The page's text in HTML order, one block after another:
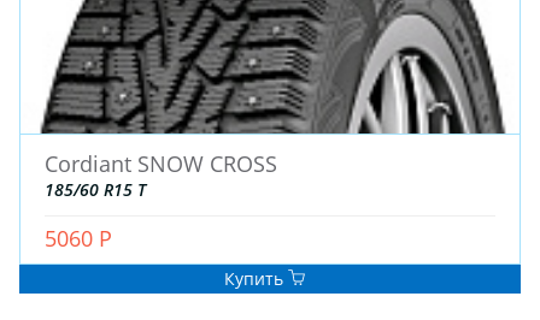
ШИНЫ
ДИСКИ
АККУМУЛЯТОРЫ
Cordiant SNOW CROSS
185/60 R15 T
5060 Р
Купить